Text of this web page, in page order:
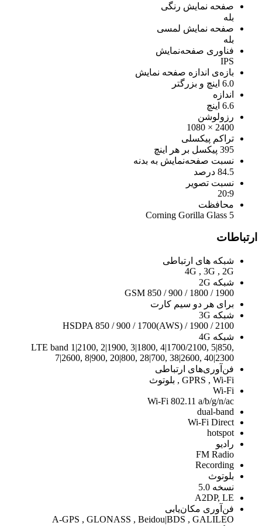
صفحه نمایش رنگی
بله
صفحه نمایش لمسی
بله
فناوری صفحه‌نمایش
IPS
بازه‌ی اندازه صفحه نمایش
6.0 اینچ و بزرگتر
اندازه
6.6 اینچ
رزولوشن
2400 × 1080
تراکم پیکسلی
395 پیکسل بر هر اینچ
نسبت صفحه‌نمایش به بدنه
84.5 درصد
نسبت تصویر
20:9
محافظت
Corning Gorilla Glass 5
ارتباطات
شبکه های ارتباطی
4G , 3G , 2G
شبکه 2G
GSM 850 / 900 / 1800 / 1900
برای هر دو سیم کارت
شبکه 3G
HSDPA 850 / 900 / 1700(AWS) / 1900 / 2100
شبکه 4G
LTE band 1|2100, 2|1900, 3|1800, 4|1700/2100, 5|850,
7|2600, 8|900, 20|800, 28|700, 38|2600, 40|2300
فن‌آوری‌های ارتباطی
GPRS , Wi-Fi , بلوتوث
Wi-Fi
Wi-Fi 802.11 a/b/g/n/ac
dual-band
Wi-Fi Direct
hotspot
رادیو
FM Radio
Recording
بلوتوث
نسخه 5.0
A2DP, LE
فن‌آوری مکان‌یابی
A-GPS , GLONASS , Beidou|BDS , GALILEO